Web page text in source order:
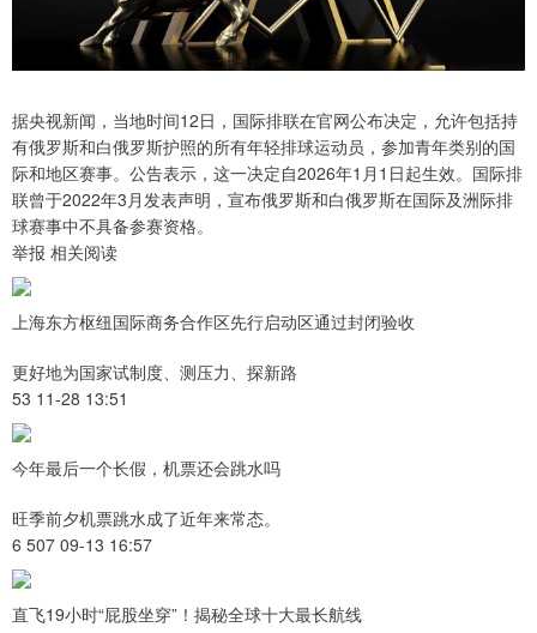
据央视新闻，当地时间12日，国际排联在官网公布决定，允许包括持
有俄罗斯和白俄罗斯护照的所有年轻排球运动员，参加青年类别的国
际和地区赛事。公告表示，这一决定自2026年1月1日起生效。国际排
联曾于2022年3月发表声明，宣布俄罗斯和白俄罗斯在国际及洲际排
球赛事中不具备参赛资格。
举报 相关阅读
上海东方枢纽国际商务合作区先行启动区通过封闭验收
更好地为国家试制度、测压力、探新路
53 11-28 13:51
今年最后一个长假，机票还会跳水吗
旺季前夕机票跳水成了近年来常态。
6 507 09-13 16:57
直飞19小时“屁股坐穿”！揭秘全球十大最长航线